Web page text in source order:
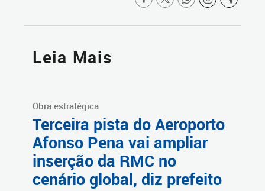
Leia Mais
Obra estratégica
Terceira pista do Aeroporto
Afonso Pena vai ampliar
inserção da RMC no
cenário global, diz prefeito